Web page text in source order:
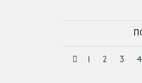
2 3 4